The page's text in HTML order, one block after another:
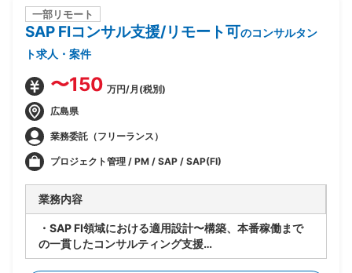
ー現状分析、課題整理
ー構成管理ルールの策定
ー運用プロセス構築、定着化
ーその他付随する業務
一部リモート
SAP FIコンサル支援/リモート可のコンサルタン
ト求人・案件
〜150 万円/月(税別)
広島県
業務委託（フリーランス）
プロジェクト管理 / PM / SAP / SAP(FI)
業務内容
・SAP FI領域における適用設計〜構築、本番稼働まで
の一貫したコンサルティング支援
・ベンダー側、SAPコンサルタントポジション